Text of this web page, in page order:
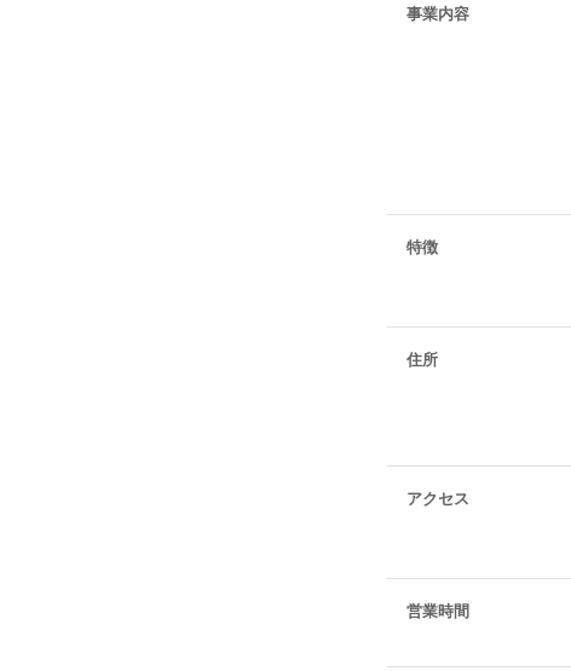
事業内容
特徴
住所
アクセス
営業時間